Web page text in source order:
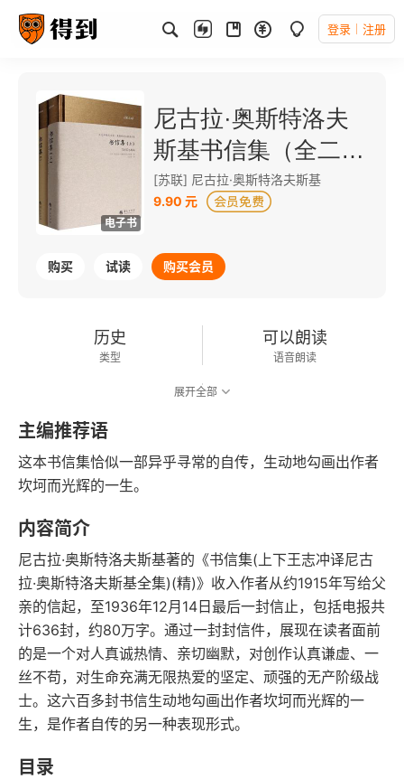
登录 注册
电子书
尼古拉·奥斯特洛夫
斯基书信集（全二
册）
[苏联] 尼古拉·奥斯特洛夫斯基
9.90 元
购买 试读 购买会员
历史
类型
可以朗读
语音朗读
展开全部
主编推荐语
这本书信集恰似一部异乎寻常的自传，生动地勾画出作者
坎坷而光辉的一生。
内容简介
尼古拉·奥斯特洛夫斯基著的《书信集(上下王志冲译尼古
拉·奥斯特洛夫斯基全集)(精)》收入作者从约1915年写给父
亲的信起，至1936年12月14日最后一封信止，包括电报共
计636封，约80万字。通过一封封信件，展现在读者面前
的是一个对人真诚热情、亲切幽默，对创作认真谦虚、一
丝不苟，对生命充满无限热爱的坚定、顽强的无产阶级战
士。这六百多封书信生动地勾画出作者坎坷而光辉的一
生，是作者自传的另一种表现形式。
目录